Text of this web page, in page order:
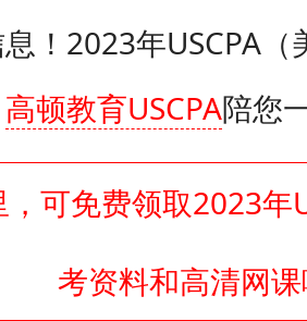
！2023年USCPA
高顿教育USCPA陪您
可免费领取2023年
考资料和高清网